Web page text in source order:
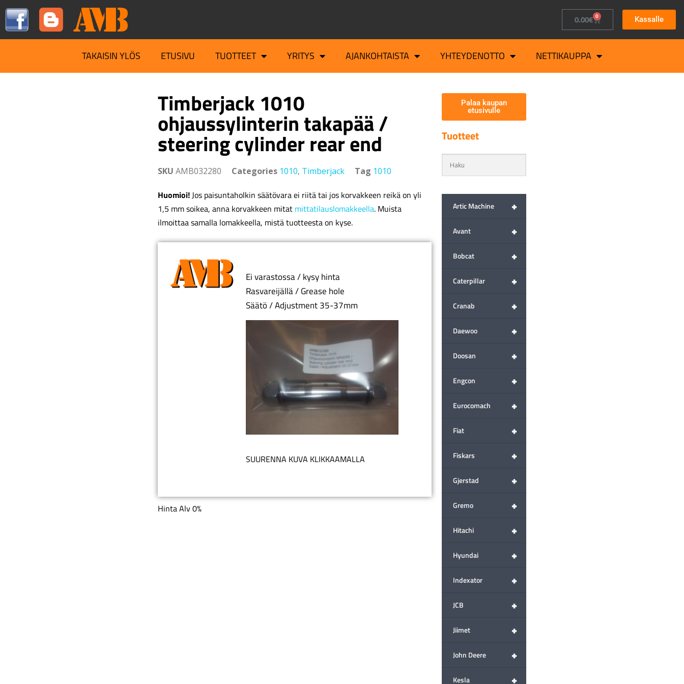
0.00€ 0 Kassalle
TAKAISIN YLÖS ETUSIVU TUOTTEET YRITYS AJANKOHTAISTA YHTEYDENOTTO NETTIKAUPPA
Timberjack 1010
ohjaussylinterin takapää /
steering cylinder rear end
SKU AMB032280 Categories 1010, Timberjack Tag 1010
Huomioi!Jos paisuntaholkin säätövara ei riitä tai jos korvakkeen reikä on yli
1,5 mm soikea, anna korvakkeen mitat mittatilauslomakkeella. Muista
ilmoittaa samalla lomakkeella, mistä tuotteesta on kyse.
Ei varastossa / kysy hinta
Rasvareijällä / Grease hole
Säätö / Adjustment 35-37mm
SUURENNA KUVA KLIKKAAMALLA
Hinta Alv 0%
Palaa kaupan
etusivulle
Tuotteet
+
Artic Machine
+
Avant
+
Bobcat
+
Caterpillar
+
Cranab
+
Daewoo
+
Doosan
+
Engcon
+
Eurocomach
+
Fiat
+
Fiskars
+
Gjerstad
+
Gremo
+
Hitachi
+
Hyundai
+
Indexator
+
JCB
+
Jiimet
+
John Deere
+
Kesla